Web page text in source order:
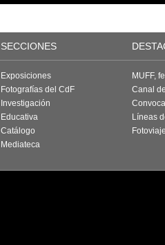
SECCIONES
Exposiciones
Fotografías del CdF
Investigación
Educativa
Catálogo
Mediateca
MUFF,
Canal
Líneas